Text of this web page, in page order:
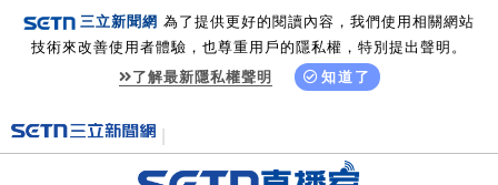
三立新聞網 為了提供更好的閱讀內容，我們使用相關網站
技術來改善使用者體驗，也尊重用戶的隱私權，特別提出聲明。
了解最新隱私權聲明
知道了